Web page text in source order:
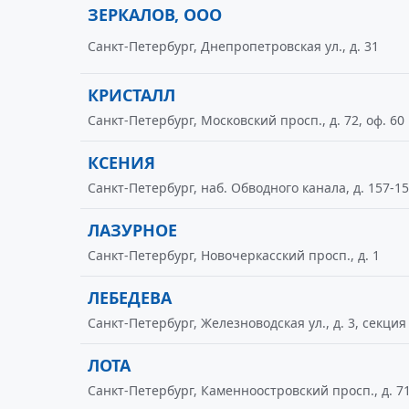
ЗЕРКАЛОВ, ООО
Санкт-Петербург, Днепропетровская ул., д. 31
КРИСТАЛЛ
Санкт-Петербург, Московский просп., д. 72, оф. 60
КСЕНИЯ
Санкт-Петербург, наб. Обводного канала, д. 157-
ЛАЗУРНОЕ
Санкт-Петербург, Новочеркасский просп., д. 1
ЛЕБЕДЕВА
Санкт-Петербург, Железноводская ул., д. 3,
ЛОТА
Санкт-Петербург, Каменноостровский просп., д. 71